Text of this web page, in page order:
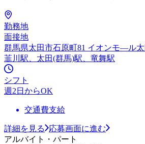
勤務地
面接地
群馬県太田市石原町81 イオンモ—ル
韮川駅、太田(群馬)駅、竜舞駅
シフト
週2日からOK
交通費支給
詳細を見る
応募画面に進む
アルバイト・パート